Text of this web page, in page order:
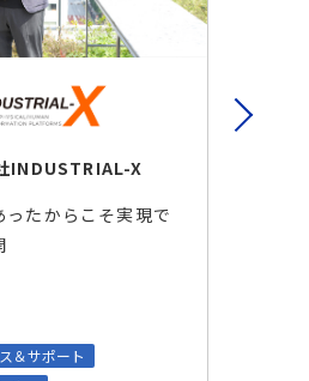
INDUSTRIAL-X
ったからこそ実現で
＆サポート